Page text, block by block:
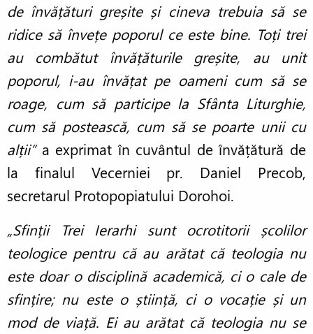
de învățături greșite și cineva trebuia să se
ridice să învețe poporul ce este bine. Toți trei
au combătut învățăturile greșite, au unit
poporul, i-au învățat pe oameni cum să se
roage, cum să participe la Sfânta Liturghie,
cum să postească, cum să se poarte unii cu
alții” a exprimat în cuvântul de învățătură de
la finalul Vecerniei pr. Daniel Precob,
secretarul Protopopiatului Dorohoi.
„Sfinții Trei Ierarhi sunt ocrotitorii școlilor
teologice pentru că au arătat că teologia nu
este doar o disciplină academică, ci o cale de
sfințire; nu este o știință, ci o vocație și un
mod de viață. Ei au arătat că teologia nu se